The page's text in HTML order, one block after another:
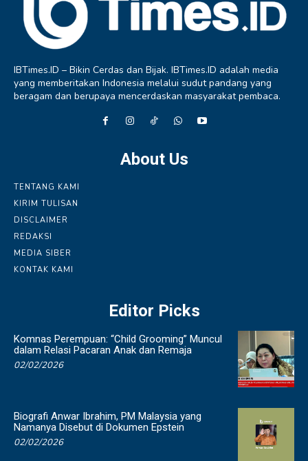
IBTimes.ID – Bikin Cerdas dan Bijak. IBTimes.ID adalah media
yang memberitakan Indonesia melalui sudut pandang yang
beragam dan berupaya mencerdaskan masyarakat pembaca.
About Us
TENTANG KAMI
KIRIM TULISAN
DISCLAIMER
REDAKSI
MEDIA SIBER
KONTAK KAMI
Editor Picks
Komnas Perempuan: “Child Grooming” Muncul
dalam Relasi Pacaran Anak dan Remaja
02/02/2026
Biografi Anwar Ibrahim, PM Malaysia yang
Namanya Disebut di Dokumen Epstein
02/02/2026